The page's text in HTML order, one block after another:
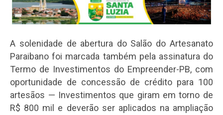
A solenidade de abertura do Salão do Artesanato
Paraibano foi marcada também pela assinatura do
Termo de Investimentos do Empreender-PB, com
oportunidade de concessão de crédito para 100
artesãos — Investimentos que giram em torno de
R$ 800 mil e deverão ser aplicados na ampliação